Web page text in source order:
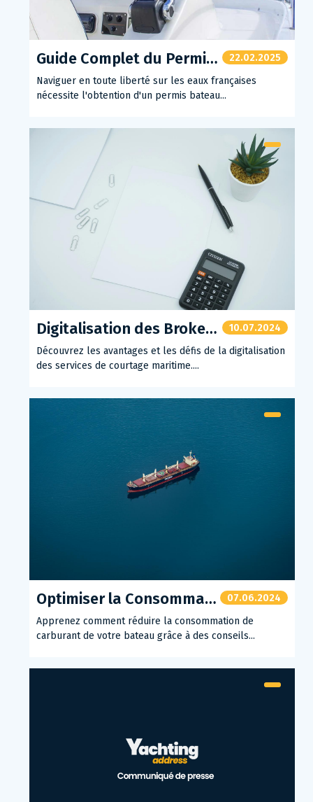
Guide Complet du Permis Bateau en France
22.02.2025
Naviguer en toute liberté sur les eaux françaises
nécessite l'obtention d'un permis bateau...
Digitalisation des Brokers Maritimes
10.07.2024
Découvrez les avantages et les défis de la digitalisation
des services de courtage maritime....
Optimiser la Consommation de Carburant de Votre Bateau
07.06.2024
Apprenez comment réduire la consommation de
carburant de votre bateau grâce à des conseils...